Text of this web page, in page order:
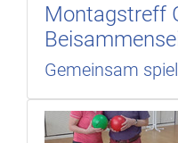
Montagstreff
Gemeinsam